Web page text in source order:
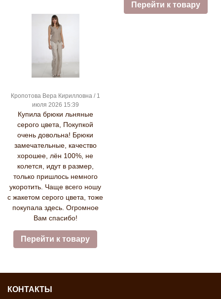
Перейти к товару
Кропотова Вера Кирилловна / 1
июля 2026 15:39
Купила брюки льняные
серого цвета, Покупкой
очень довольна! Брюки
замечательные, качество
хорошее, лён 100%, не
колется, идут в размер,
только пришлось немного
укоротить. Чаще всего ношу
с жакетом серого цвета, тоже
покупала здесь. Огромное
Вам спасибо!
Перейти к товару
КОНТАКТЫ